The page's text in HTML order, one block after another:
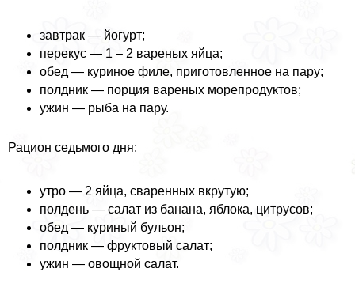
завтpaк — йогурт;
перекус — 1 – 2 вареных яйца;
обед — куриное филе, приготовленное на пару;
полдник — порция вареных морепродуктов;
ужин — рыба на пару.
Рацион седьмого дня:
утро — 2 яйца, сваренных вкрутую;
полдень — салат из банана, яблока, цитрусов;
обед — куриный бульон;
полдник — фруктовый салат;
ужин — овощной салат.